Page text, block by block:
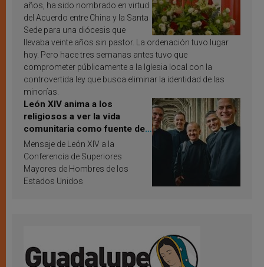
años, ha sido nombrado en virtud
del Acuerdo entre China y la Santa
Sede para una diócesis que
llevaba veinte años sin pastor. La ordenación tuvo lugar
hoy. Pero hace tres semanas antes tuvo que
comprometer públicamente a la Iglesia local con la
controvertida ley que busca eliminar la identidad de las
minorías.
León XIV anima a los
religiosos a ver la vida
comunitaria como fuente de
inspiración y santificación
Mensaje de León XIV a la
Conferencia de Superiores
Mayores de Hombres de los
Estados Unidos